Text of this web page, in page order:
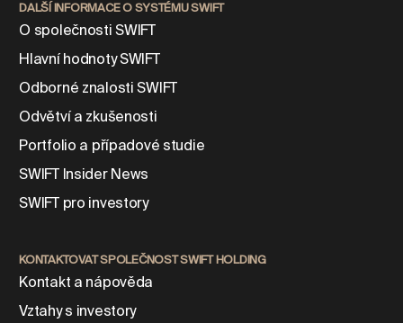
DALŠÍ INFORMACE O SYSTÉMU SWIFT
O společnosti SWIFT
Hlavní hodnoty SWIFT
Odborné znalosti SWIFT
Odvětví a zkušenosti
Portfolio a případové studie
SWIFT Insider News
SWIFT pro investory
KONTAKTOVAT SPOLEČNOST SWIFT HOLDING
Kontakt a nápověda
Vztahy s investory